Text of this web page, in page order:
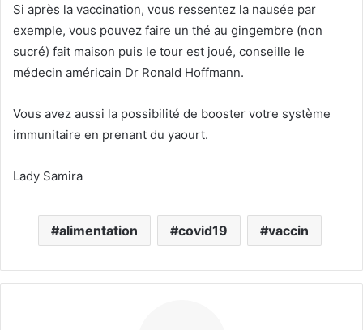
Si après la vaccination, vous ressentez la nausée par
exemple, vous pouvez faire un thé au gingembre (non
sucré) fait maison puis le tour est joué, conseille le
médecin américain Dr Ronald Hoffmann.
Vous avez aussi la possibilité de booster votre système
immunitaire en prenant du yaourt.
Lady Samira
alimentation covid19 vaccin